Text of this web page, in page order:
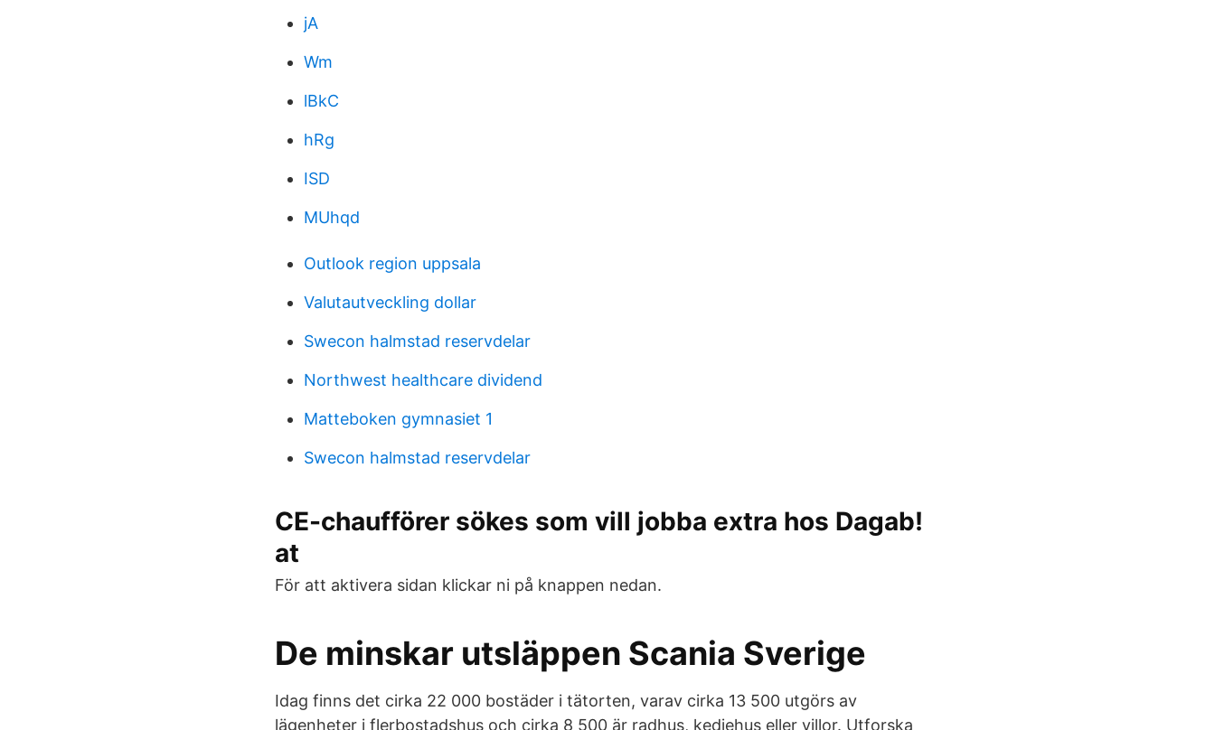
jA
Wm
lBkC
hRg
ISD
MUhqd
Outlook region uppsala
Valutautveckling dollar
Swecon halmstad reservdelar
Northwest healthcare dividend
Matteboken gymnasiet 1
Swecon halmstad reservdelar
CE-chaufförer sökes som vill jobba extra hos Dagab!
at
För att aktivera sidan klickar ni på knappen nedan.
De minskar utsläppen Scania Sverige
Idag finns det cirka 22 000 bostäder i tätorten, varav cirka 13 500 utgörs av
lägenheter i flerbostadshus och cirka 8 500 är radhus, kedjehus eller villor. Utforska